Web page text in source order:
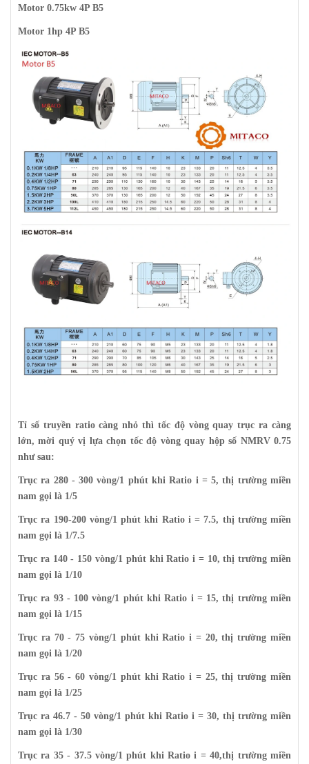
Motor 0.75kw 4P B5
Motor 1hp 4P B5
Tỉ số truyền ratio càng nhỏ thì tốc độ vòng quay trục ra càng
lớn, mời quý vị lựa chọn tốc độ vòng quay hộp số NMRV 0.75
như sau:
Trục ra 280 - 300 vòng/1 phút khi Ratio i = 5, thị trường miền
nam gọi là 1/5
Trục ra 190-200 vòng/1 phút khi Ratio i = 7.5, thị trường miền
nam gọi là 1/7.5
Trục ra 140 - 150 vòng/1 phút khi Ratio i = 10, thị trường miền
nam gọi là 1/10
Trục ra 93 - 100 vòng/1 phút khi Ratio i = 15, thị trường miền
nam gọi là 1/15
Trục ra 70 - 75 vòng/1 phút khi Ratio i = 20, thị trường miền
nam gọi là 1/20
Trục ra 56 - 60 vòng/1 phút khi Ratio i = 25, thị trường miền
nam gọi là 1/25
Trục ra 46.7 - 50 vòng/1 phút khi Ratio i = 30, thị trường miền
nam gọi là 1/30
Trục ra 35 - 37.5 vòng/1 phút khi Ratio i = 40,thị trường miền